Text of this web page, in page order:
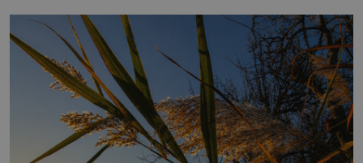
základní složky– sodík a chlór – jsou zásadní pro
správné hospodaření